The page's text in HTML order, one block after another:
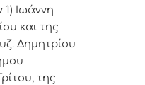
1) Ιωάννη
και της
Δημητρίου
της